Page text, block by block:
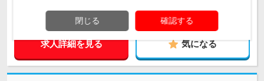
求人詳細を見る 気になる
閉じる 確認する